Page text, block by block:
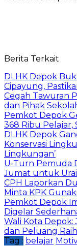
Berita Terkait
DLHK Depok
Cipayung,
Cegah Tawuran
dan Pihak
Pemkot Depok
368 Ribu Pelajar,
DLHK Depok
Konservasi
Lingkungan’
U-Turn Pemuda
Jumat untuk
CPH Laporkan
Minta KPK
Pemkot Depok
Digelar
Wali Kota Depok:
dan Peluang
Tag : belajar